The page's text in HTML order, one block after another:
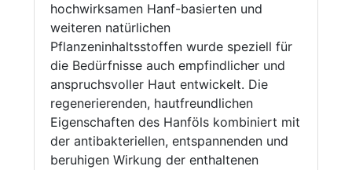
hochwirksamen Hanf-basierten und
weiteren natürlichen
Pflanzeninhaltsstoffen wurde speziell für
die Bedürfnisse auch empfindlicher und
anspruchsvoller Haut entwickelt. Die
regenerierenden, hautfreundlichen
Eigenschaften des Hanföls kombiniert mit
der antibakteriellen, entspannenden und
beruhigen Wirkung der enthaltenen